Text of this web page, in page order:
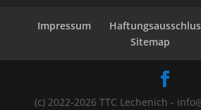
Impressum
Sitemap
(c) 2022-2026 TTC Lechenich -